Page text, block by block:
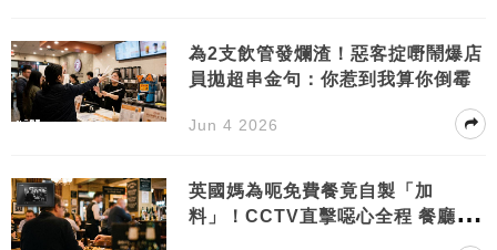
為2支飲管發爛渣！惡客掟嘢鬧爆店
員拋超串金句：你惹到我算你倒霉
Jun 4 2026
英國媽為呃免費餐竟自製「加
料」！CCTV直擊噁心全程 餐廳再